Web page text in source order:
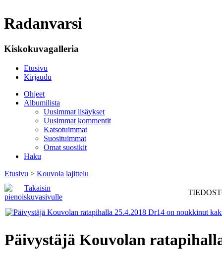
Radanvarsi
Kiskokuvagalleria
Etusivu
Kirjaudu
Ohjeet
Albumilista
Uusimmat lisäykset
Uusimmat kommentit
Katsotuimmat
Suosituimmat
Omat suosikit
Haku
Etusivu > Kouvola lajittelu
Päivystäjä Kouvolan